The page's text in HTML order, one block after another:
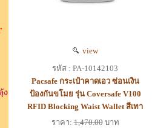
view
รหัส : PA-10142103
Pacsafe กระเป๋าคาดเอว ซ่อนเงิน
ป้องกันขโมย รุ่น Coversafe V100
RFID Blocking Waist Wallet สีเทา
ราคา:1,470.00บาท